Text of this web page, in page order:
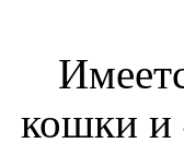
кошки и